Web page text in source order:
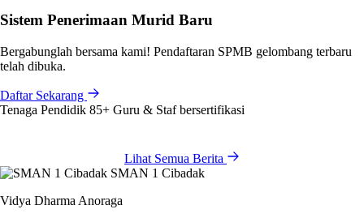
Sistem Penerimaan Murid Baru
Bergabunglah bersama kami! Pendaftaran SPMB gelombang terbaru
telah dibuka.
Daftar Sekarang
Tenaga Pendidik 85+ Guru & Staf bersertifikasi
Lihat Semua Berita
SMAN 1 Cibadak
Vidya Dharma Anoraga